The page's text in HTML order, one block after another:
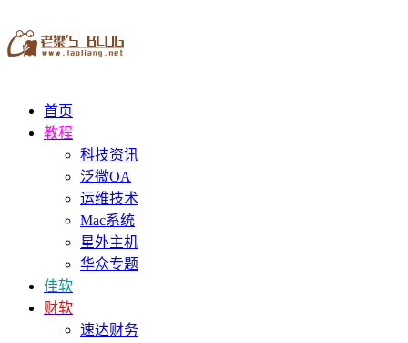
首页
教程
科技资讯
泛微OA
运维技术
Mac系统
星外主机
华众专题
佳软
财软
速达财务